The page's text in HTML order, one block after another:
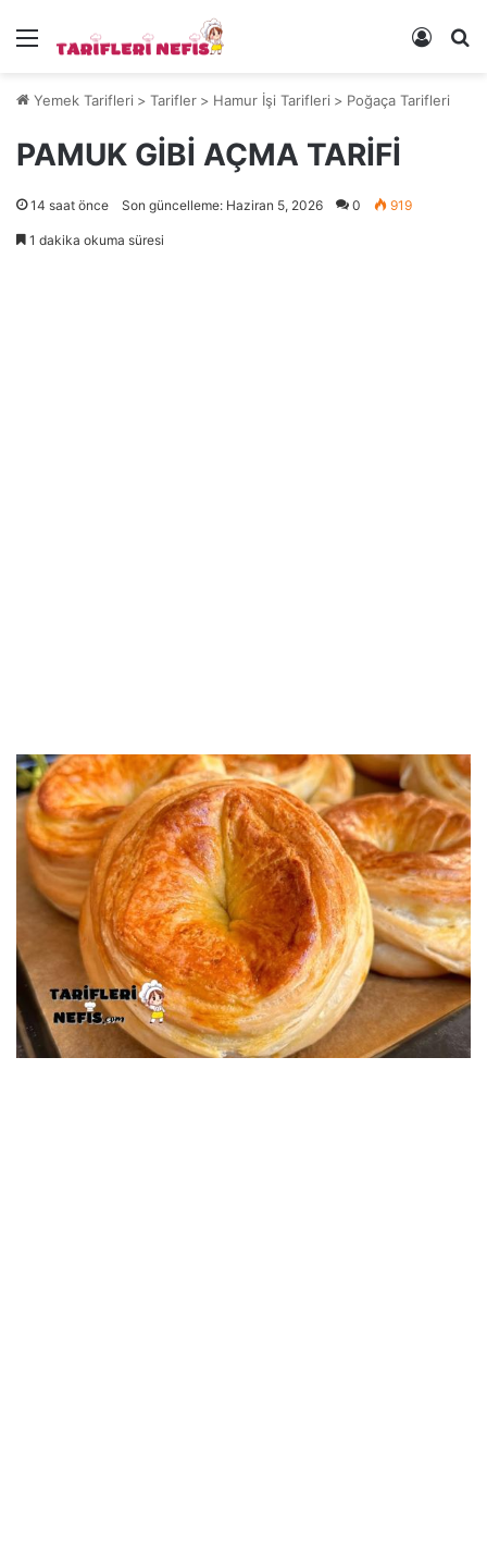
Menü Kayıt
Yemek Tarifleri > Tarifler > Hamur İşi Tarifleri > Poğaça Tarifleri
PAMUK GİBİ AÇMA TARİFİ
14 saat önce Son güncelleme: Haziran 5, 2026 0 919
1 dakika okuma süresi